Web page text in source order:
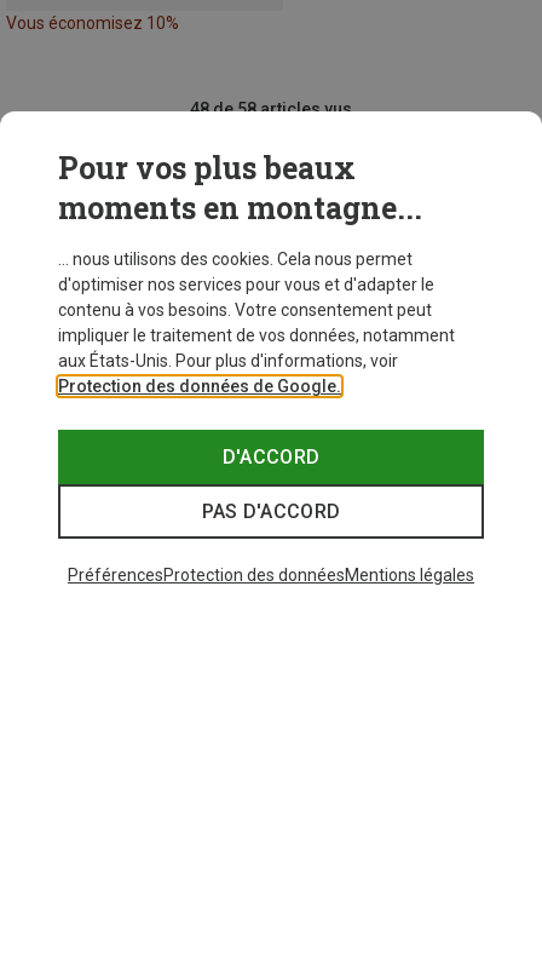
Vous économisez 10%
VOIR PLUS D'ARTICLES
48 de 58 articles vus
Similaires à ceux vus récemment
Pour vos plus beaux
moments en montagne...
... nous utilisons des cookies. Cela nous permet
d'optimiser nos services pour vous et d'adapter le
contenu à vos besoins. Votre consentement peut
impliquer le traitement de vos données, notamment
aux États-Unis. Pour plus d'informations, voir
Protection des données de Google.
D'ACCORD
PAS D'ACCORD
PréférencesProtection des donnéesMentions légales